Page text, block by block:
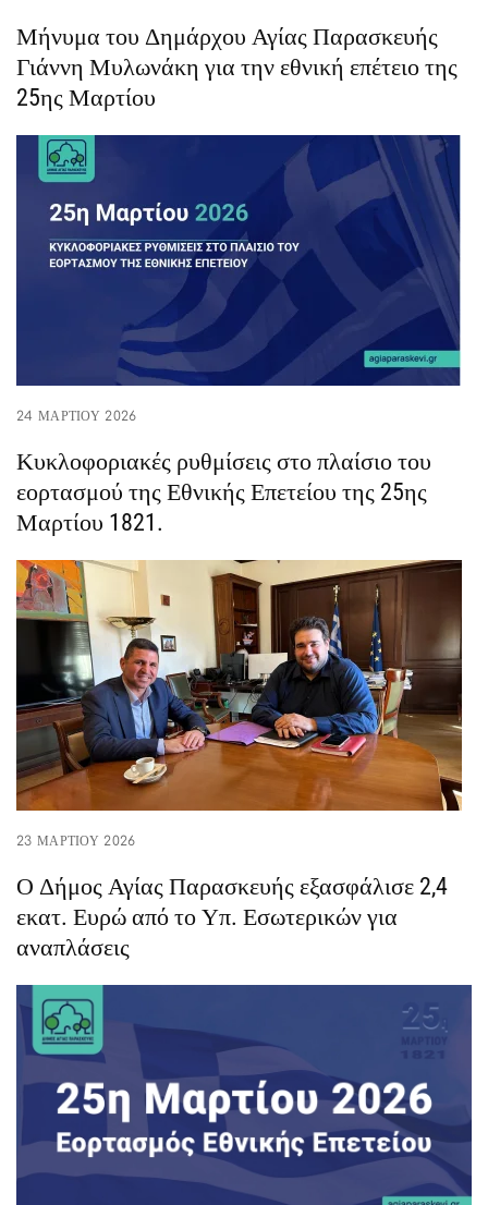
Μήνυμα του Δημάρχου Αγίας Παρασκευής
Γιάννη Μυλωνάκη για την εθνική επέτειο της
25ης Μαρτίου
24 ΜΑΡΤΊΟΥ 2026
Κυκλοφοριακές ρυθμίσεις στο πλαίσιο του
εορτασμού της Εθνικής Επετείου της 25ης
Μαρτίου 1821.
23 ΜΑΡΤΊΟΥ 2026
Ο Δήμος Αγίας Παρασκευής εξασφάλισε 2,4
εκατ. Ευρώ από το Υπ. Εσωτερικών για
αναπλάσεις